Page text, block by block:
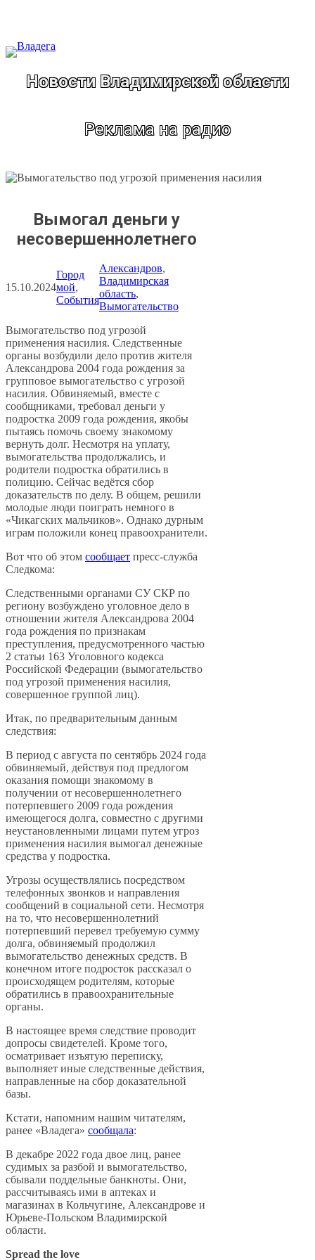
Новости Владимирской области
Реклама на радио
Вымогал деньги у
несовершеннолетнего
15.10.2024
Город
мой
События
Александров
Владимирская
область
Вымогательство
Вымогательство под угрозой
применения насилия. Следственные
органы возбудили дело против жителя
Александрова 2004 года рождения за
групповое вымогательство с угрозой
насилия. Обвиняемый, вместе с
сообщниками, требовал деньги у
подростка 2009 года рождения, якобы
пытаясь помочь своему знакомому
вернуть долг. Несмотря на уплату,
вымогательства продолжались, и
родители подростка обратились в
полицию. Сейчас ведётся сбор
доказательств по делу. В общем, решили
молодые люди поиграть немного в
«Чикагских мальчиков». Однако дурным
играм положили конец правоохранители.
Вот что об этом сообщает пресс-служба
Следкома:
Следственными органами СУ СКР по
региону возбуждено уголовное дело в
отношении жителя Александрова 2004
года рождения по признакам
преступления, предусмотренного частью
2 статьи 163 Уголовного кодекса
Российской Федерации (вымогательство
под угрозой применения насилия,
совершенное группой лиц).
Итак, по предварительным данным
следствия:
В период с августа по сентябрь 2024 года
обвиняемый, действуя под предлогом
оказания помощи знакомому в
получении от несовершеннолетнего
потерпевшего 2009 года рождения
имеющегося долга, совместно с другими
неустановленными лицами путем угроз
применения насилия вымогал денежные
средства у подростка.
Угрозы осуществлялись посредством
телефонных звонков и направления
сообщений в социальной сети. Несмотря
на то, что несовершеннолетний
потерпевший перевел требуемую сумму
долга, обвиняемый продолжил
вымогательство денежных средств. В
конечном итоге подросток рассказал о
происходящем родителям, которые
обратились в правоохранительные
органы.
В настоящее время следствие проводит
допросы свидетелей. Кроме того,
осматривает изъятую переписку,
выполняет иные следственные действия,
направленные на сбор доказательной
базы.
Кстати, напомним нашим читателям,
ранее «Владега» сообщала:
В декабре 2022 года двое лиц, ранее
судимых за разбой и вымогательство,
сбывали поддельные банкноты. Они,
рассчитываясь ими в аптеках и
магазинах в Кольчугине, Александрове и
Юрьеве-Польском Владимирской
области.
Spread the love